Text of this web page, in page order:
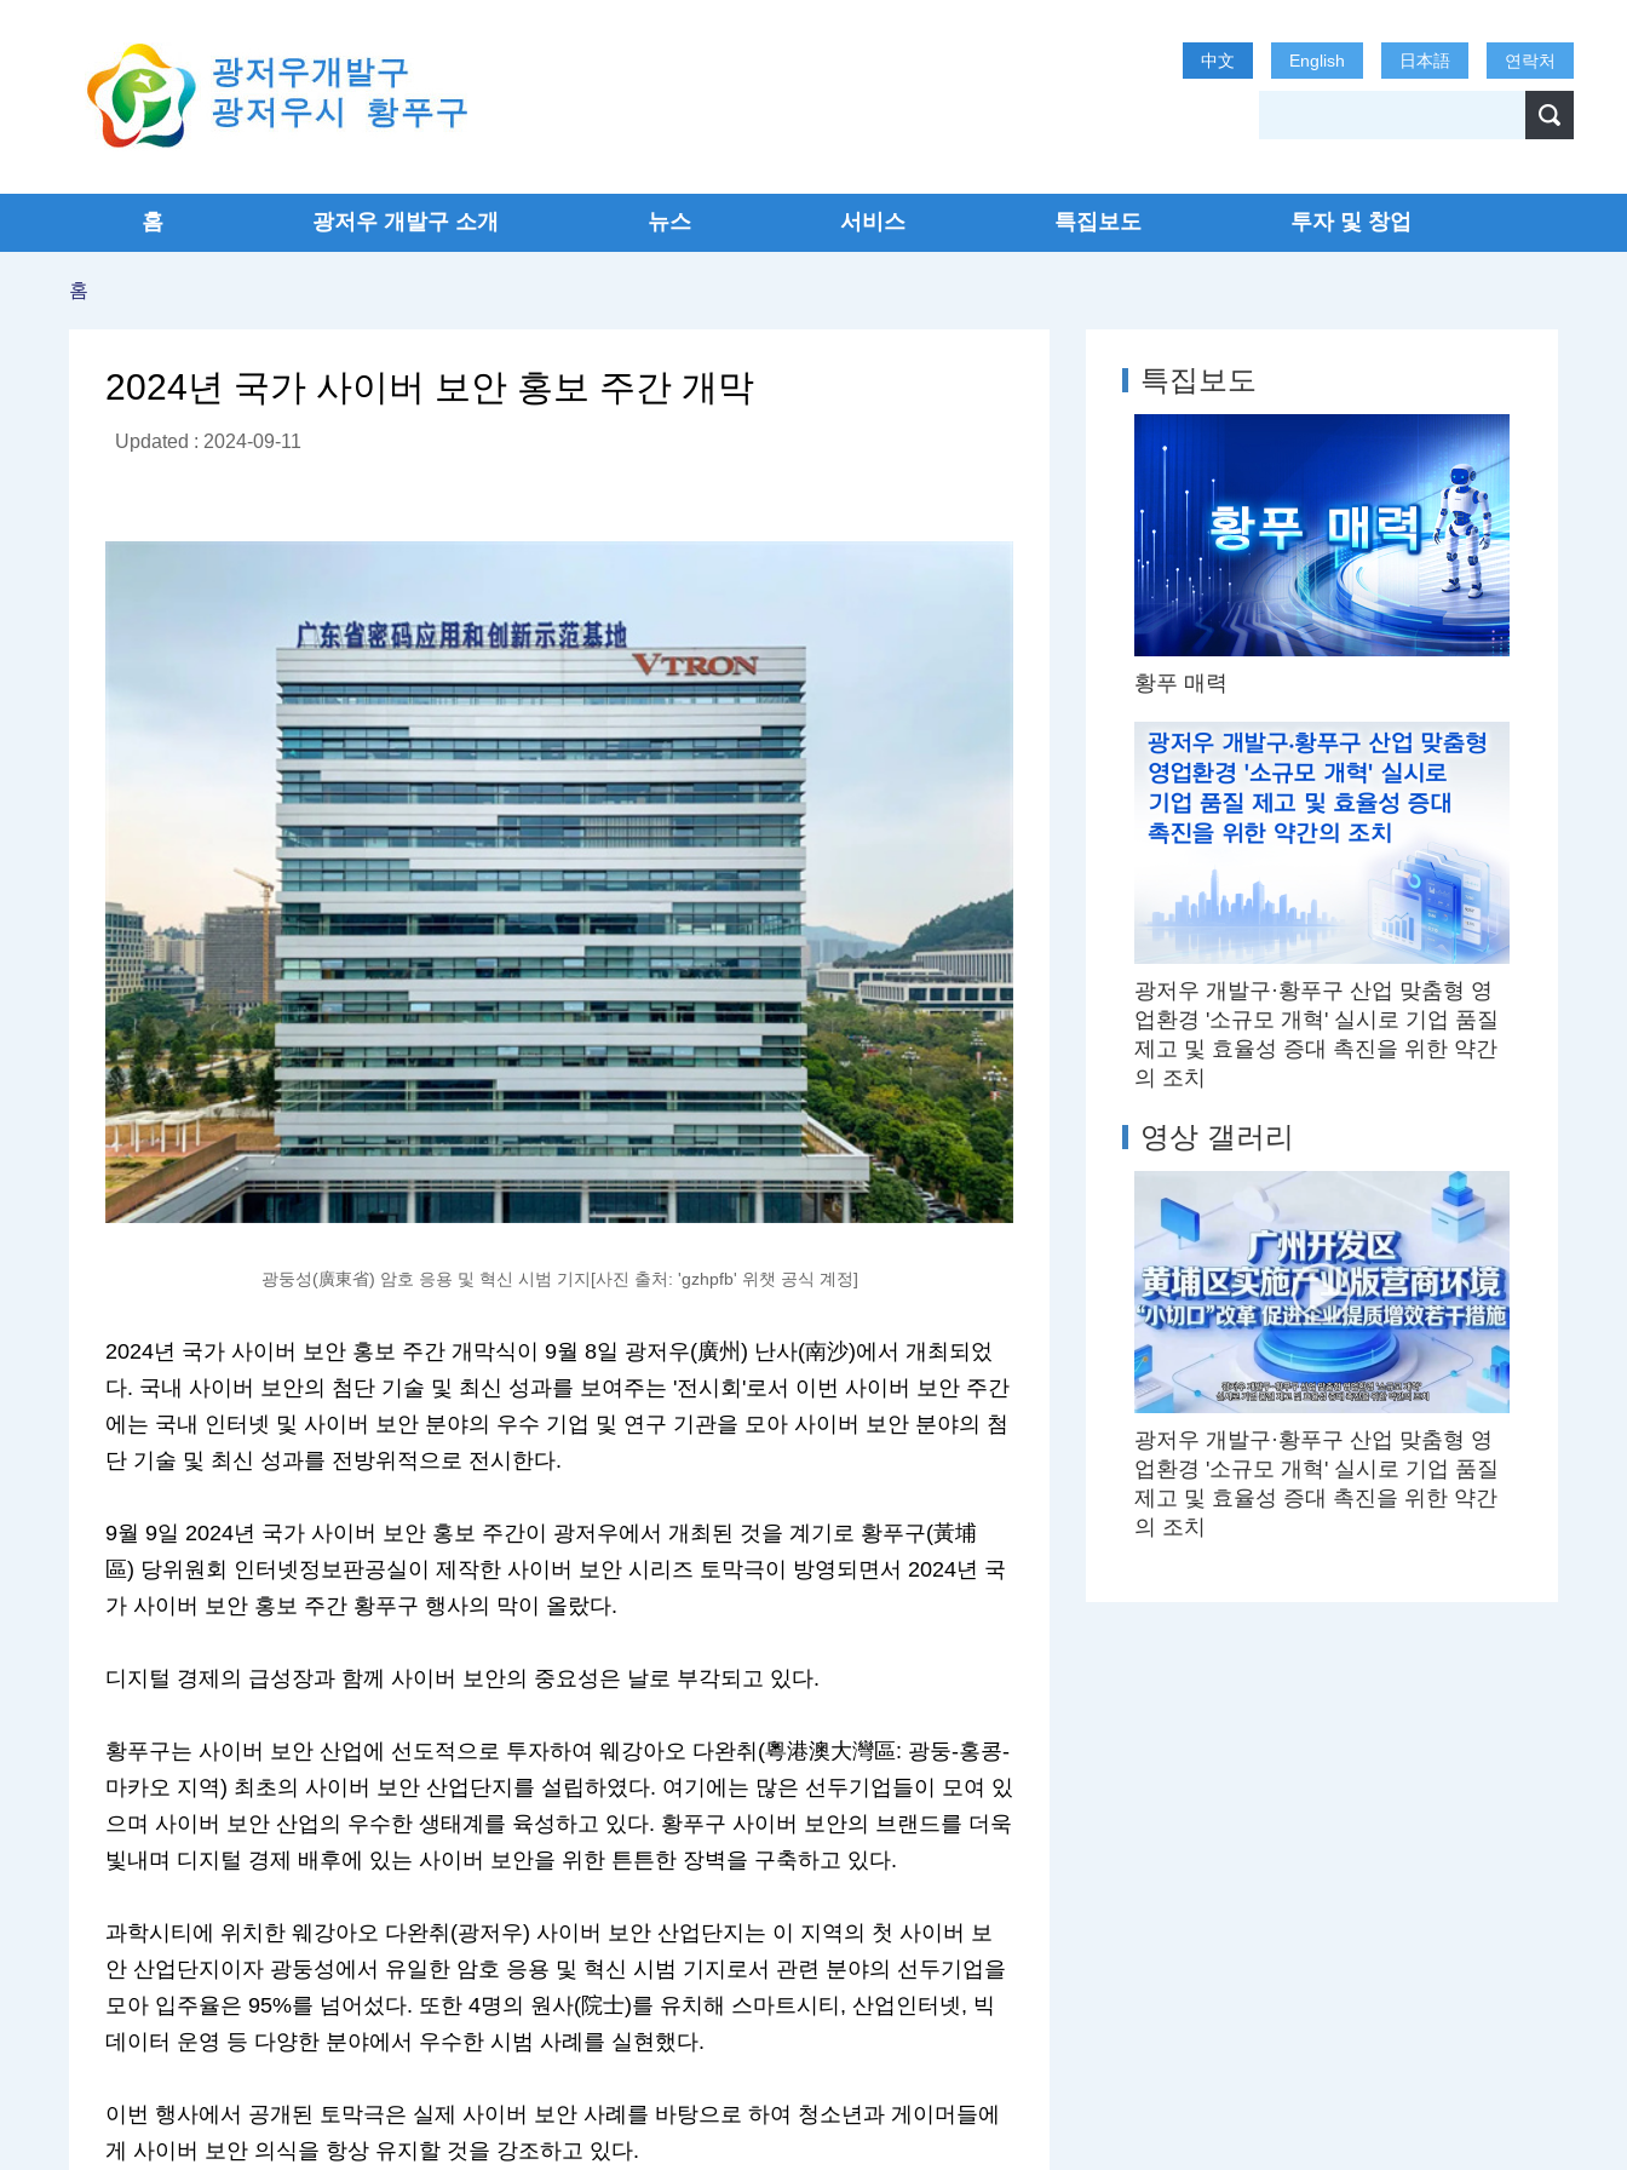
中文 English 日本語 연락처
홈 광저우 개발구 소개 뉴스 서비스 특집보도 투자 및 창업
홈
2024년 국가 사이버 보안 홍보 주간 개막
Updated : 2024-09-11
광둥성(廣東省) 암호 응용 및 혁신 시범 기지[사진 출처: 'gzhpfb' 위챗 공식 계정]
2024년 국가 사이버 보안 홍보 주간 개막식이 9월 8일 광저우(廣州) 난사(南沙)에서 개최되었
다. 국내 사이버 보안의 첨단 기술 및 최신 성과를 보여주는 '전시회'로서 이번 사이버 보안 주간
에는 국내 인터넷 및 사이버 보안 분야의 우수 기업 및 연구 기관을 모아 사이버 보안 분야의 첨
단 기술 및 최신 성과를 전방위적으로 전시한다.
9월 9일 2024년 국가 사이버 보안 홍보 주간이 광저우에서 개최된 것을 계기로 황푸구(黃埔
區) 당위원회 인터넷정보판공실이 제작한 사이버 보안 시리즈 토막극이 방영되면서 2024년 국
가 사이버 보안 홍보 주간 황푸구 행사의 막이 올랐다.
디지털 경제의 급성장과 함께 사이버 보안의 중요성은 날로 부각되고 있다.
황푸구는 사이버 보안 산업에 선도적으로 투자하여 웨강아오 다완취(粵港澳大灣區: 광둥-홍콩-
마카오 지역) 최초의 사이버 보안 산업단지를 설립하였다. 여기에는 많은 선두기업들이 모여 있
으며 사이버 보안 산업의 우수한 생태계를 육성하고 있다. 황푸구 사이버 보안의 브랜드를 더욱
빛내며 디지털 경제 배후에 있는 사이버 보안을 위한 튼튼한 장벽을 구축하고 있다.
과학시티에 위치한 웨강아오 다완취(광저우) 사이버 보안 산업단지는 이 지역의 첫 사이버 보
안 산업단지이자 광둥성에서 유일한 암호 응용 및 혁신 시범 기지로서 관련 분야의 선두기업을
모아 입주율은 95%를 넘어섰다. 또한 4명의 원사(院士)를 유치해 스마트시티, 산업인터넷, 빅
데이터 운영 등 다양한 분야에서 우수한 시범 사례를 실현했다.
이번 행사에서 공개된 토막극은 실제 사이버 보안 사례를 바탕으로 하여 청소년과 게이머들에
게 사이버 보안 의식을 항상 유지할 것을 강조하고 있다.
특집보도
황푸 매력
광저우 개발구·황푸구 산업 맞춤형 영
업환경 '소규모 개혁' 실시로 기업 품질
제고 및 효율성 증대 촉진을 위한 약간
의 조치
영상 갤러리
광저우 개발구·황푸구 산업 맞춤형 영
업환경 '소규모 개혁' 실시로 기업 품질
제고 및 효율성 증대 촉진을 위한 약간
의 조치